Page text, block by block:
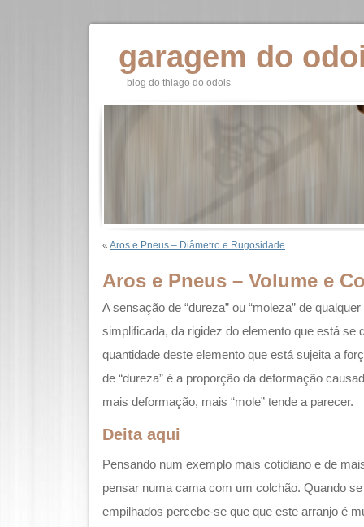
garagem do
blog do thiago do odois
« Aros e Pneus – Diâmetro e Rugosidade
Aros e Pneus – Volume e
A sensação de “dureza” ou “moleza” de
simplificada, da rigidez do elemento que está se
quantidade deste elemento que está sujeita a
de “dureza” é a proporção da deformação
mais deformação, mais “mole” tende a parecer.
Deita aqui
Pensando num exemplo mais cotidiano e de
pensar numa cama com um colchão. Quando
empilhados percebe-se que que este arranjo é